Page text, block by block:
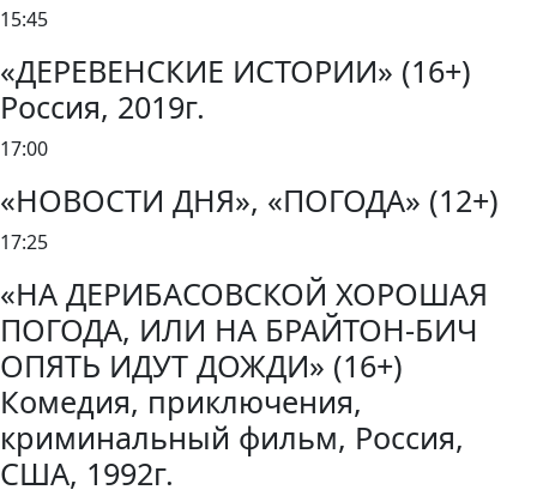
15:45
«ДЕРЕВЕНСКИЕ ИСТОРИИ» (16+)
Россия, 2019г.
17:00
«НОВОСТИ ДНЯ», «ПОГОДА» (12+)
17:25
«НА ДЕРИБАСОВСКОЙ ХОРОШАЯ
ПОГОДА, ИЛИ НА БРАЙТОН-БИЧ
ОПЯТЬ ИДУТ ДОЖДИ» (16+)
Комедия, приключения,
криминальный фильм, Россия,
США, 1992г.